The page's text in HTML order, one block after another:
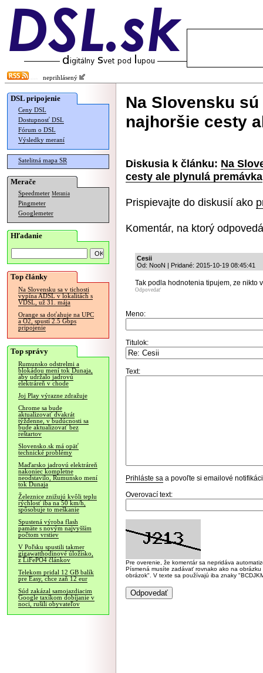
neprihlásený
DSL pripojenie
Ceny DSL
Dostupnosť DSL
Fórum o DSL
Výsledky meraní
Satelitná mapa SR
Merače
Speedmeter Merania
Pingmeter
Googlemeter
Hľadanie
Top články
Na Slovensku sa v tichosti
vypína ADSL v lokalitách s
VDSL, už 31. mája
Orange sa doťahuje na UPC
a O2, spustí 2.5 Gbps
pripojenie
Top správy
Rumunsko odstrelmi a
blokádou mení tok Dunaja,
aby udržalo jadrovú
elektráreň v chode
Joj Play výrazne zdražuje
Chrome sa bude
aktualizovať dvakrát
týždenne, v budúcnosti sa
bude aktualizovať bez
reštartov
Slovensko.sk má opäť
technické problémy
Maďarsko jadrovú elektráreň
nakoniec kompletne
neodstavilo, Rumunsko mení
tok Dunaja
Železnice znižujú kvôli teplu
rýchlosť iba na 50 km/h,
spôsobuje to meškanie
Spustená výroba flash
pamäte s novým najvyšším
počtom vrstiev
V Poľsku spustili takmer
gigawatthodinové úložisko,
z LiFePO4 článkov
Telekom pridal 12 GB balík
pre Easy, chce zaň 12 eur
Súd zakázal samojazdiacim
Google taxíkom dobíjanie v
noci, rušili obyvateľov
Na Slovensku
najhoršie cesty
Diskusia k článku: Na
cesty ale plynulá premávka
Prispievajte do diskusií ako
Komentár, na ktorý
Cesii
Od: NooN | Pridané: 2015-10-19 08:45:41
Tak podla hodnotenia tipujem, ze nikto
Odpovedať
Meno:
Titulok:
Text:
Prihláste sa a povoľte si emailové
Overovací text:
Pre overenie, že komentár sa nepridáva
Písmená musíte zadávať rovnako ako na
obrázok". V texte sa používajú iba znaky